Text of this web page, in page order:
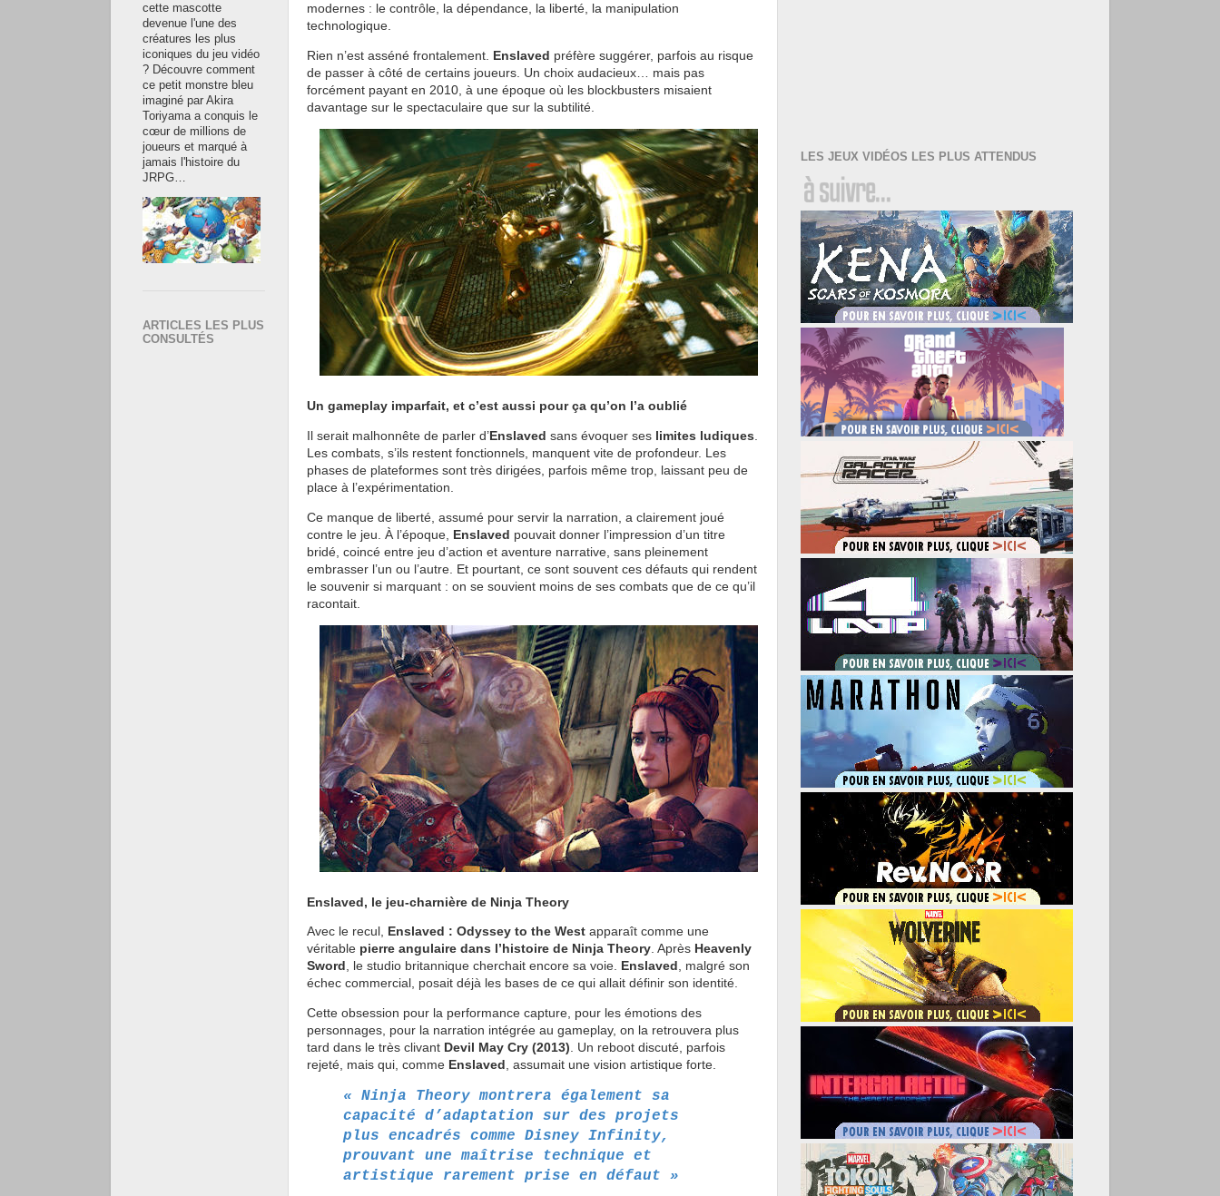
modernes : le contrôle, la dépendance, la liberté, la manipulation
technologique.
Rien n’est asséné frontalement. Enslaved préfère suggérer, parfois au risque
de passer à côté de certains joueurs. Un choix audacieux… mais pas
forcément payant en 2010, à une époque où les blockbusters misaient
davantage sur le spectaculaire que sur la subtilité.
Un gameplay imparfait, et c’est aussi pour ça qu’on l’a oublié
Il serait malhonnête de parler d’Enslaved sans évoquer ses limites ludiques
Les combats, s’ils restent fonctionnels, manquent vite de profondeur. Les
phases de plateformes sont très dirigées, parfois même trop, laissant peu de
place à l’expérimentation.
Ce manque de liberté, assumé pour servir la narration, a clairement joué
contre le jeu. À l’époque, Enslaved pouvait donner l’impression d’un titre
bridé, coincé entre jeu d’action et aventure narrative, sans pleinement
embrasser l’un ou l’autre. Et pourtant, ce sont souvent ces défauts qui rendent
le souvenir si marquant : on se souvient moins de ses combats que de ce qu’il
racontait.
Enslaved, le jeu-charnière de Ninja Theory
Avec le recul, Enslaved : Odyssey to the West apparaît comme une
véritable pierre angulaire dans l’histoire de Ninja Theory. Après Heavenly
Sword, le studio britannique cherchait encore sa voie. Enslaved, malgré son
échec commercial, posait déjà les bases de ce qui allait définir son identité.
Cette obsession pour la performance capture, pour les émotions des
personnages, pour la narration intégrée au gameplay, on la retrouvera plus
tard dans le très clivant Devil May Cry (2013). Un reboot discuté, parfois
rejeté, mais qui, comme Enslaved, assumait une vision artistique forte.
« Ninja Theory montrera également sa
capacité d’adaptation sur des projets
plus encadrés comme Disney Infinity,
prouvant une maîtrise technique et
artistique rarement prise en défaut »
cette mascotte
devenue l'une des
créatures les plus
iconiques du jeu vidéo
? Découvre comment
ce petit monstre bleu
imaginé par Akira
Toriyama a conquis le
cœur de millions de
joueurs et marqué à
jamais l'histoire du
JRPG…
ARTICLES LES PLUS
CONSULTÉS
LES JEUX VIDÉOS LES PLUS ATTENDUS